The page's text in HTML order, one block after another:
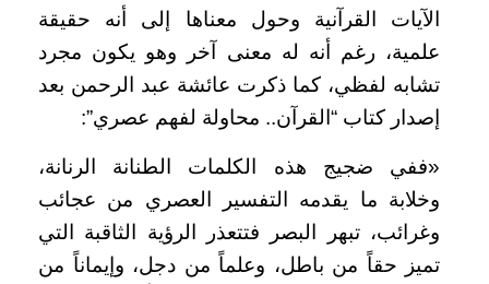
الآيات القرآنية وحول معناها إلى أنه حقيقة
علمية، رغم أنه له معنى آخر وهو يكون مجرد
تشابه لفظي، كما ذكرت عائشة عبد الرحمن بعد
إصدار كتاب “القرآن.. محاولة لفهم عصري”:
«ففي ضجيج هذه الكلمات الطنانة الرنانة،
وخلابة ما يقدمه التفسير العصري من عجائب
وغرائب، تبهر البصر فتتعذر الرؤية الثاقبة التي
تميز حقاً من باطل، وعلماً من دجل، وإيماناً من